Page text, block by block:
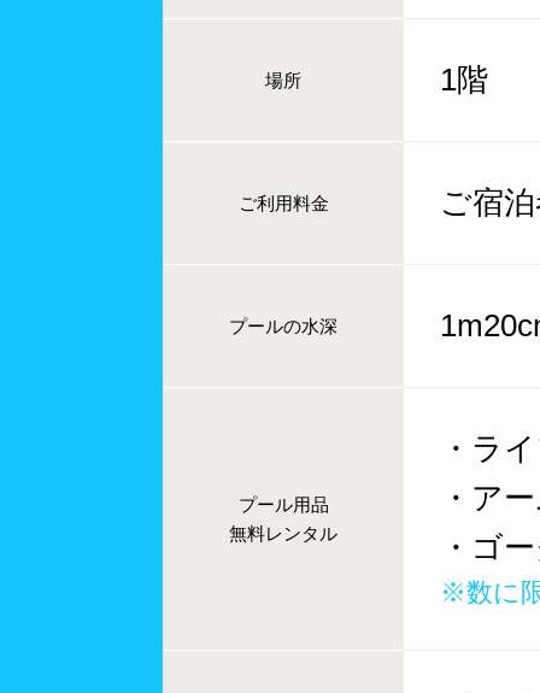
場所 1階
ご利用料金 ご宿
プールの水深
プール用品
無料レンタル
・ラ
・ア
・ゴ
※数に